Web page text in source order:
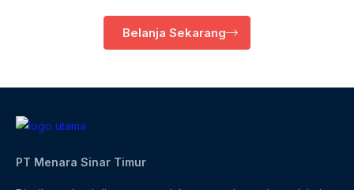
Belanja Sekarang
PT Menara Sinar Timur